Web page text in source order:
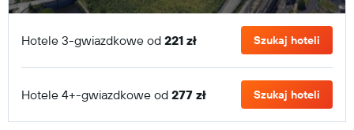
Hotele 3-gwiazdkowe od 221 zł Szukaj hoteli
Hotele 4+-gwiazdkowe od 277 zł Szukaj hoteli